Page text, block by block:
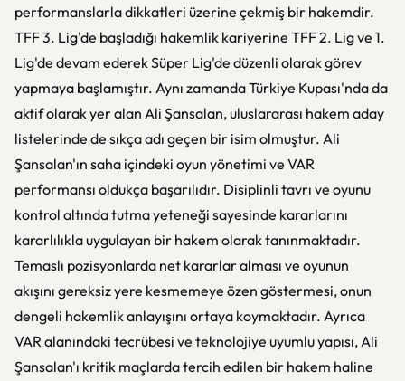
performanslarla dikkatleri üzerine çekmiş bir hakemdir.
TFF 3. Lig'de başladığı hakemlik kariyerine TFF 2. Lig ve 1.
Lig'de devam ederek Süper Lig'de düzenli olarak görev
yapmaya başlamıştır. Aynı zamanda Türkiye Kupası'nda da
aktif olarak yer alan Ali Şansalan, uluslararası hakem aday
listelerinde de sıkça adı geçen bir isim olmuştur. Ali
Şansalan'ın saha içindeki oyun yönetimi ve VAR
performansı oldukça başarılıdır. Disiplinli tavrı ve oyunu
kontrol altında tutma yeteneği sayesinde kararlarını
kararlılıkla uygulayan bir hakem olarak tanınmaktadır.
Temaslı pozisyonlarda net kararlar alması ve oyunun
akışını gereksiz yere kesmemeye özen göstermesi, onun
dengeli hakemlik anlayışını ortaya koymaktadır. Ayrıca
VAR alanındaki tecrübesi ve teknolojiye uyumlu yapısı, Ali
Şansalan'ı kritik maçlarda tercih edilen bir hakem haline